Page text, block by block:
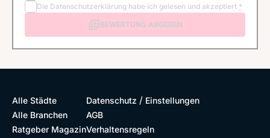
Die Datenschutzerklärung habe ich gelesen und akzeptiert *
BEWERTUNG ABGEBEN
Alle Städte
Alle Branchen
Ratgeber Magazin
Datenschutz / Einstellungen
AGB
Verhaltensregeln